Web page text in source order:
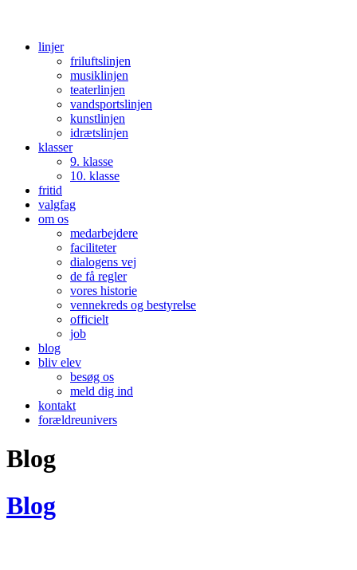
linjer
friluftslinjen
musiklinjen
teaterlinjen
vandsportslinjen
kunstlinjen
idrætslinjen
klasser
9. klasse
10. klasse
fritid
valgfag
om os
medarbejdere
faciliteter
dialogens vej
de få regler
vores historie
vennekreds og bestyrelse
officielt
job
blog
bliv elev
besøg os
meld dig ind
kontakt
forældreunivers
Blog
Blog